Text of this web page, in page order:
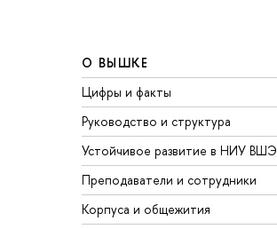
О ВЫШКЕ
Цифры и факты
Руководство и структура
Устойчивое развитие в НИУ ВШЭ
Преподаватели и сотрудники
Корпуса и общежития